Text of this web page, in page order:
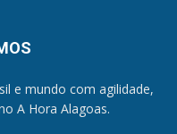
e mundo com agilidade,
A Hora Alagoas.